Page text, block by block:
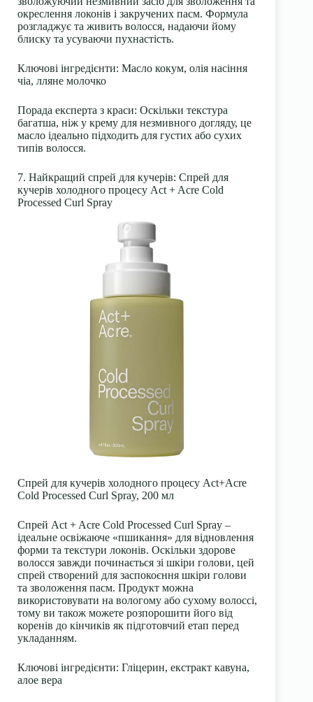
окреслення локонів і закручених пасм. Формула
розгладжує та живить волосся, надаючи йому
блиску та усуваючи пухнастість.
Ключові інгредієнти: Масло кокум, олія насіння
чіа, лляне молочко
Порада експерта з краси: Оскільки текстура
багатша, ніж у крему для незмивного догляду, це
масло ідеально підходить для густих або сухих
типів волосся.
7. Найкращий спрей для кучерів: Спрей для
кучерів холодного процесу Act + Acre Cold
Processed Curl Spray
Спрей для кучерів холодного процесу Act+Acre
Cold Processed Curl Spray, 200 мл
Спрей Act + Acre Cold Processed Curl Spray –
ідеальне освіжаюче «пшикання» для відновлення
форми та текстури локонів. Оскільки здорове
волосся завжди починається зі шкіри голови, цей
спрей створений для заспокоєння шкіри голови
та зволоження пасм. Продукт можна
використовувати на вологому або сухому волоссі,
тому ви також можете розпорошити його від
коренів до кінчиків як підготовчий етап перед
укладанням.
Ключові інгредієнти: Гліцерин, екстракт кавуна,
алое вера